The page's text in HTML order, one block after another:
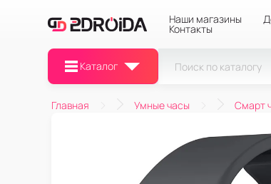
Наши магазины
Контакты
Каталог
Главная Умные часы Смарт